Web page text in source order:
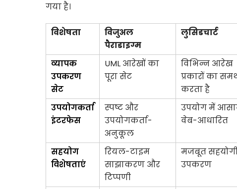
गया है।
विशेषता
विजुअल
पैराडाइग्म
लुसिडचार्ट
व्यापक
उपकरण
सेट
UML आरेखों का
पूरा सेट
विभिन्न आरेख
प्रकारों का
करता है
उपयोगकर्ता
इंटरफेस
स्पष्ट और
उपयोगकर्ता-
अनुकूल
उपयोग में
वेब-आधारित
सहयोग
विशेषताएं
रियल-टाइम
साझाकरण और
टिप्पणी
मजबूत
उपकरण